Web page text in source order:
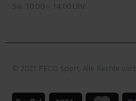
Sa: 10:00 – 14:00 Uhr
© 2021 PECO Sport, Alle Rechte